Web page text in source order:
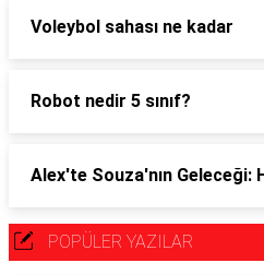
Voleybol sahası ne kadar
Robot nedir 5 sınıf?
Alex'te Souza'nın Geleceği:
POPÜLER YAZILAR